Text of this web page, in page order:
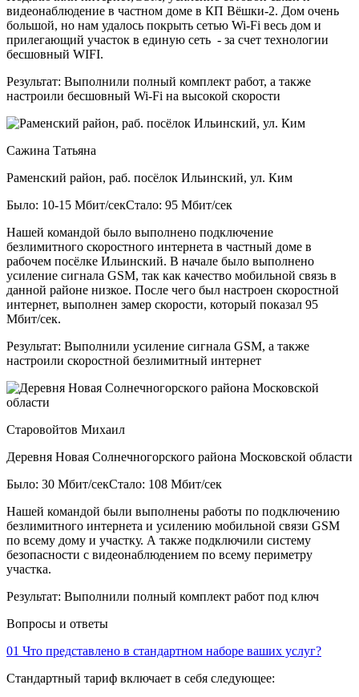
видеонаблюдение в частном доме в КП Вёшки-2. Дом очень
большой, но нам удалось покрыть сетью Wi-Fi весь дом и
прилегающий участок в единую сеть - за счет технологии
бесшовный WIFI.
Результат: Выполнили полный комплект работ, а также
настроили бесшовный Wi-Fi на высокой скорости
Сажина Татьяна
Раменский район, раб. посёлок Ильинский, ул. Ким
Было: 10-15 Мбит/секСтало: 95 Мбит/сек
Нашей командой было выполнено подключение
безлимитного скоростного интернета в частный доме в
рабочем посёлке Ильинский. В начале было выполнено
усиление сигнала GSM, так как качество мобильной связь в
данной районе низкое. После чего был настроен скоростной
интернет, выполнен замер скорости, который показал 95
Мбит/сек.
Результат: Выполнили усиление сигнала GSM, а также
настроили скоростной безлимитный интернет
Старовойтов Михаил
Деревня Новая Солнечногорского района Московской области
Было: 30 Мбит/секСтало: 108 Мбит/сек
Нашей командой были выполнены работы по подключению
безлимитного интернета и усилению мобильной связи GSM
по всему дому и участку. А также подключили систему
безопасности с видеонаблюдением по всему периметру
участка.
Результат: Выполнили полный комплект работ под ключ
Вопросы и ответы
01 Что представлено в стандартном наборе ваших услуг?
Стандартный тариф включает в себя следующее: